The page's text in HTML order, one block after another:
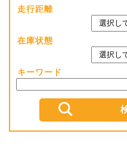
走行距離
在庫状態
キーワード